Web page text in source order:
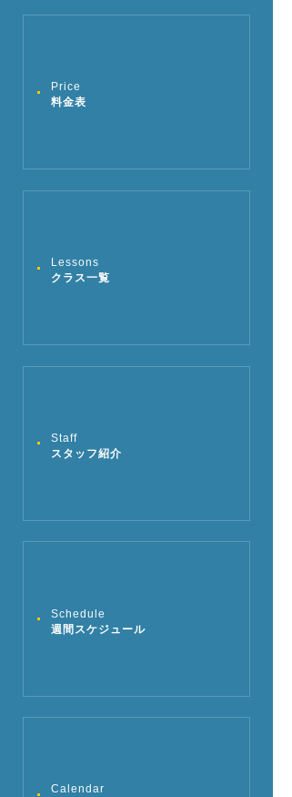
Price
料金表
Lessons
クラス一覧
Staff
スタッフ紹介
Schedule
週間スケジュール
Calendar